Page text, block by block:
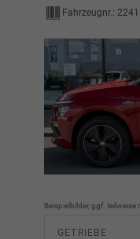
Fahrzeugnr.: 2241
Beispielbilder, ggf.
GETRIEBE